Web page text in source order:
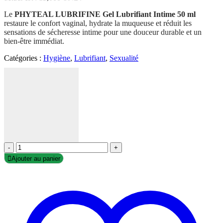
Le PHYTEAL LUBRIFINE Gel Lubrifiant Intime 50 ml
restaure le confort vaginal, hydrate la muqueuse et réduit les
sensations de sécheresse intime pour une douceur durable et un
bien-être immédiat.
Catégories : Hygiène, Lubrifiant, Sexualité
-
+
Ajouter au panier